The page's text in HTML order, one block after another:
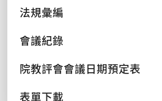
法規彙編
會議紀錄
院教評會會議日期預定表
表單下載